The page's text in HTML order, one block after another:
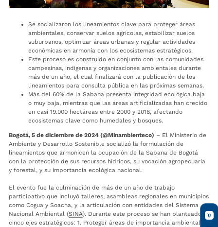
Se socializaron los lineamientos clave para proteger áreas
ambientales, conservar suelos agrícolas, estabilizar suelos
suburbanos, optimizar áreas urbanas y regular actividades
económicas en armonía con los ecosistemas estratégicos.
Este proceso es construido en conjunto con las comunidades
campesinas, indígenas y organizaciones ambientales durante
más de un año, el cual finalizará con la publicación de los
lineamientos para consulta pública en las próximas semanas.
Más del 60% de la Sabana presenta integridad ecológica baja
o muy baja, mientras que las áreas artificializadas han crecido
en casi 19.000 hectáreas entre 2000 y 2018, afectando
ecosistemas clave como humedales y bosques.
Bogotá, 5 de diciembre de 2024 (@Minambienteco) – El Ministerio de
Ambiente y Desarrollo Sostenible socializó la formulación de
lineamientos que armonicen la ocupación de la Sabana de Bogotá
con la protección de sus recursos hídricos, su vocación agropecuaria
y forestal, y su importancia ecológica nacional.
El evento fue la culminación de más de un año de trabajo
participativo que incluyó talleres, asambleas regionales en municipios
como Cogua y Soacha, y la articulación con entidades del Sistema
Nacional Ambiental (SINA). Durante este proceso se han planteado
cinco ejes estratégicos: 1. Proteger áreas de importancia ambiental; 2.